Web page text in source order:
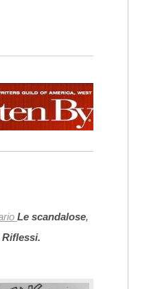
Le scandalose,
Riflessi.